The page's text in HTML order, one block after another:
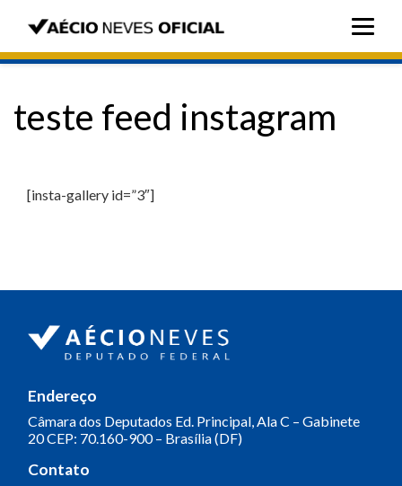
teste feed instagram
[insta-gallery id=”3″]
Endereço
Câmara dos Deputados Ed. Principal, Ala C – Gabinete
20CEP: 70.160-900 – Brasília (DF)
Contato